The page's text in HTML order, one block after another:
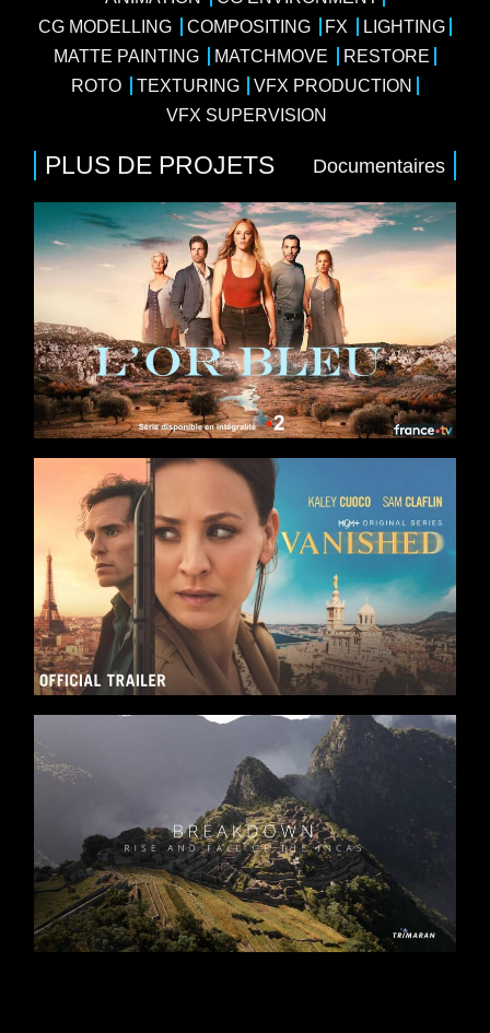
CG MODELLING
COMPOSITING FX
LIGHTING
MATTE PAINTING
MATCHMOVE
RESTORE
ROTO
TEXTURING
VFX PRODUCTION
VFX SUPERVISION
PLUS DE PROJETS Documentaires
Séries
8 x 52
Saga familiale/ Drame/Thriller
Casting : Barbara Probst, Tom Leeb, Valérie Karsenti, Marie
Kremer, Samir
Production : Banijay France, France Télévisions
Séries
4 x 50
Action/Drame /Thriller
Casting : Kaley Cuoco, Sam Claflin, Karin Viard, Matthias
Schweighöfer, Simon
Production : AGC Television, Fragile Films, Peninsula Film
Séries Documentaires
4 x 45
Docudrama/Histoire
Réalisateur : Quentin Domart
Pernel Media pour RMCD